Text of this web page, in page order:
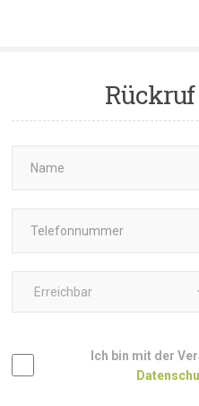
Rückruf
Ich bin mit der